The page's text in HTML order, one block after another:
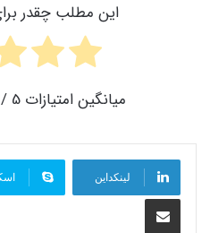
این مطلب چقدر
میانگین امتیازات 5 / 5. تعداد نظرات
لینکداین
اشتراک گذاری با ایمیل